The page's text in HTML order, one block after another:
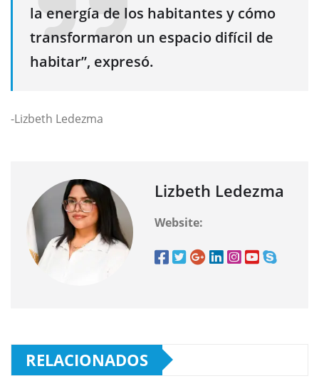
la energía de los habitantes y cómo
transformaron un espacio difícil de
habitar”, expresó.
-Lizbeth Ledezma
Lizbeth Ledezma
Website:
RELACIONADOS